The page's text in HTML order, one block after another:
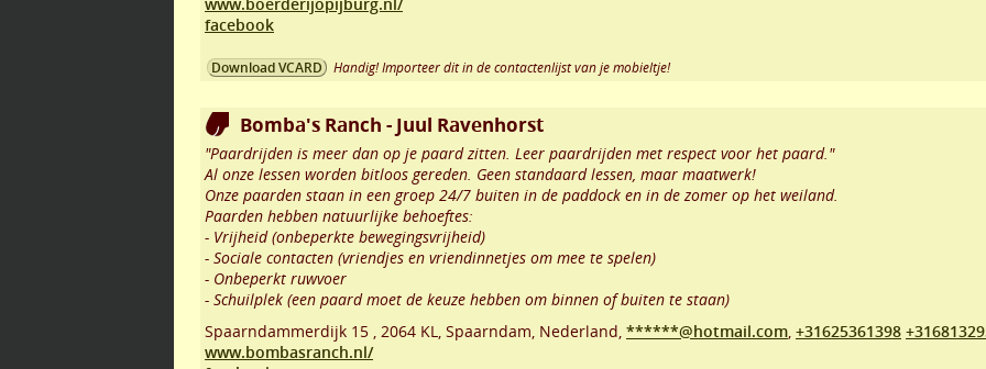
facebook
Download VCARD Handig! Importeer dit in de contactenlijst van je mobieltje!
Bomba's Ranch - Juul Ravenhorst
"Paardrijden is meer dan op je paard zitten. Leer paardrijden met respect voor het paard."
Al onze lessen worden bitloos gereden. Geen standaard lessen, maar maatwerk!
Onze paarden staan in een groep 24/7 buiten in de paddock en in de zomer op het weiland.
Paarden hebben natuurlijke behoeftes:
- Vrijheid (onbeperkte bewegingsvrijheid)
- Sociale contacten (vriendjes en vriendinnetjes om mee te spelen)
- Onbeperkt ruwvoer
- Schuilplek (een paard moet de keuze hebben om binnen of buiten te staan)
Spaarndammerdijk 15 , 2064 KL, Spaarndam, Nederland, ******@hotmail.com, +31625361398
www.bombasranch.nl/